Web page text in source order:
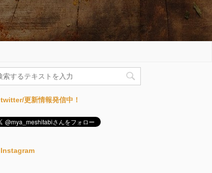
twitter/更新情報発信中！
Instagram